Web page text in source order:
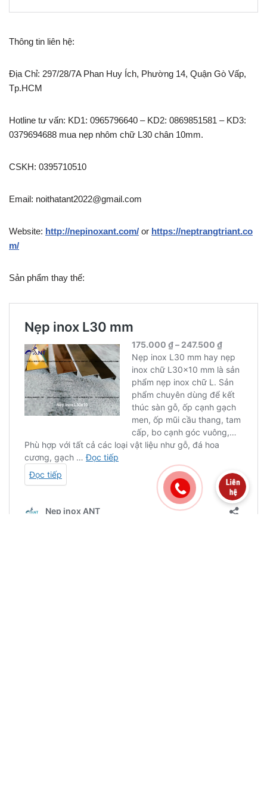
Thông tin liên hệ:
Địa Chỉ: 297/28/7A Phan Huy Ích, Phường 14, Quận Gò Vấp,
Tp.HCM
Hotline tư vấn: KD1: 0965796640 – KD2: 0869851581 – KD3:
0379694688 mua nẹp nhôm chữ L30 chân 10mm.
CSKH: 0395710510
Email: noithatant2022@gmail.com
Website: http://nepinoxant.com/ or https://neptrangtriant.co
m/
Sản phẩm thay thế: